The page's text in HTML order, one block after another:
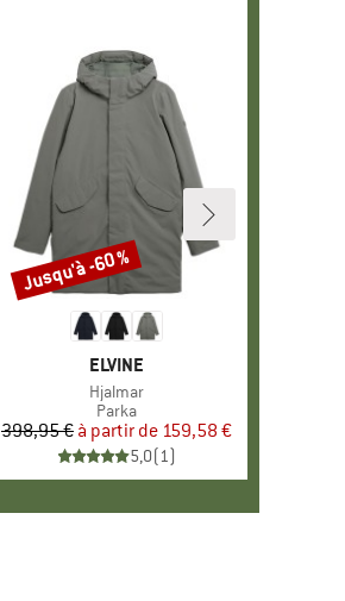
MARQUE
ELVINE
Article
Hjalmar
Product group
Parka
Prix
398,95 € Prix réduit
à partir de 159,58 €
5,0(1)
Remise
Jusqu'à -60 %